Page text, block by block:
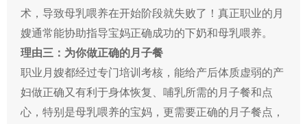
术，导致母乳喂养在开始阶段就失败了！真正职业的月
嫂通常能协助指导宝妈正确成功的下奶和母乳喂养。
理由三：为你做正确的月子餐
职业月嫂都经过专门培训考核，能给产后体质虚弱的产
妇做正确又有利于身体恢复、哺乳所需的月子餐和点
心，特别是母乳喂养的宝妈，更需要正确的月子餐点，